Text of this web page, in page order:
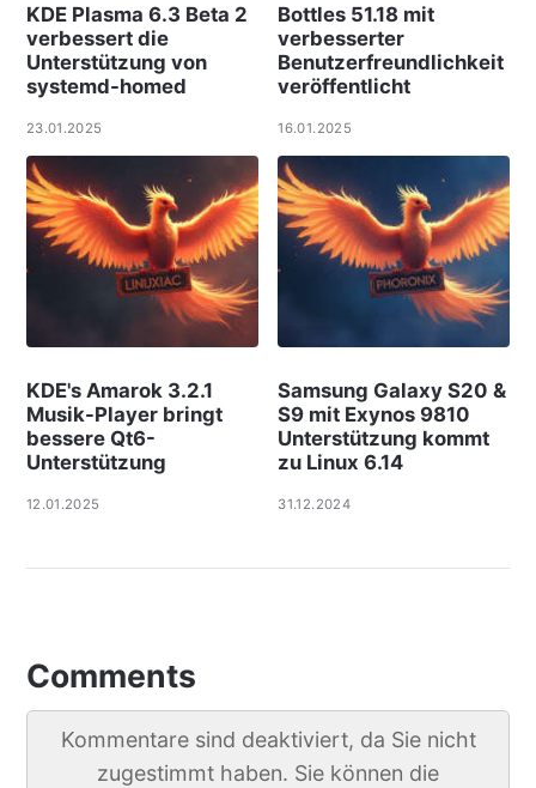
KDE Plasma 6.3 Beta 2
verbessert die
Unterstützung von
systemd-homed
23.01.2025
Bottles 51.18 mit
verbesserter
Benutzerfreundlichkeit
veröffentlicht
16.01.2025
KDE's Amarok 3.2.1
Musik-Player bringt
bessere Qt6-
Unterstützung
12.01.2025
Samsung Galaxy S20 &
S9 mit Exynos 9810
Unterstützung kommt
zu Linux 6.14
31.12.2024
Comments
Kommentare sind deaktiviert, da Sie nicht
zugestimmt haben. Sie können die